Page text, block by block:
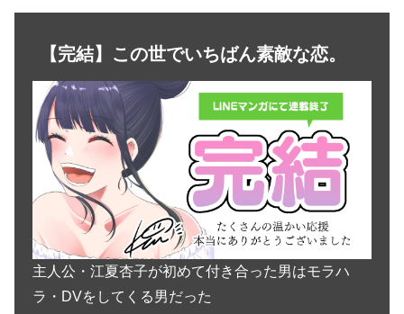
【完結】この世でいちばん素敵な恋。
主人公・江夏杏子が初めて付き合った男はモラハ
ラ・DVをしてくる男だった